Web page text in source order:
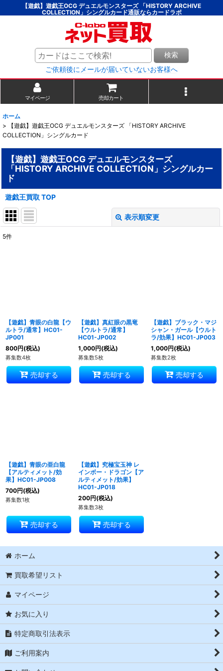
【遊戯】遊戯王OCG デュエルモンスターズ 「HISTORY ARCHIVE
COLLECTION」シングルカード通販ならカードラボ
検索
ご依頼後にメールが届いていないお客様へ
マイページ 売却カート
ホーム
>
【遊戯】遊戯王OCG デュエルモンスターズ 「HISTORY ARCHIVE
COLLECTION」シングルカード
【遊戯】遊戯王OCG デュエルモンスターズ
「HISTORY ARCHIVE COLLECTION」シングルカー
ド
遊戯王買取 TOP
表示順変更
5件
【遊戯】青眼の白龍【ウ
ルトラ/通常】HC01-
JP001
800円(税込)
募集数4枚
売却する
【遊戯】真紅眼の黒竜
【ウルトラ/通常】
HC01-JP002
1,000円(税込)
募集数5枚
売却する
【遊戯】ブラック・マジ
シャン・ガール【ウルト
ラ/効果】HC01-JP003
1,000円(税込)
募集数2枚
売却する
【遊戯】青眼の亜白龍
【アルティメット/効
果】HC01-JP008
700円(税込)
募集数1枚
売却する
【遊戯】究極宝玉神 レ
インボー・ドラゴン【ア
ルティメット/効果】
HC01-JP018
200円(税込)
募集数3枚
売却する
ホーム
買取希望リスト
マイページ
お気に入り
特定商取引法表示
ご利用案内